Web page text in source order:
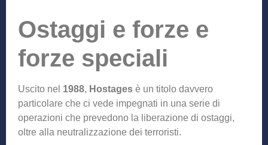
Ostaggi e forze e
forze speciali
Uscito nel 1988, Hostages è un titolo davvero
particolare che ci vede impegnati in una serie di
operazioni che prevedono la liberazione di ostaggi,
oltre alla neutralizzazione dei terroristi.